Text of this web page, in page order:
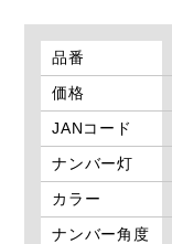
品番
価格
JANコード
ナンバー灯
カラー
ナンバー角度